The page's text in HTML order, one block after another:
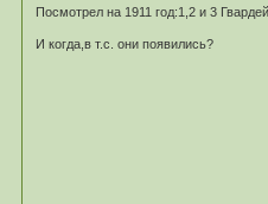
Посмотрел на 1911 год:1,2 и 3
И когда,в т.с. они появились?